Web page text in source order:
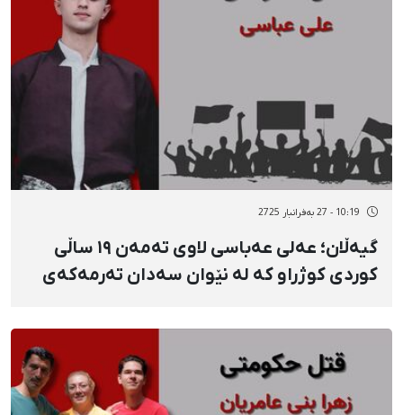
10:19 - 27 بەفرانبار 2725
گیەڵان؛ عەلی عەباسی لاوی تەمەن ١٩ ساڵی
کوردی کوژراو کە لە نێوان سەدان تەرمەکەی
میلیۆندا ڕادەستی بنەماڵەکەی کرایەوە